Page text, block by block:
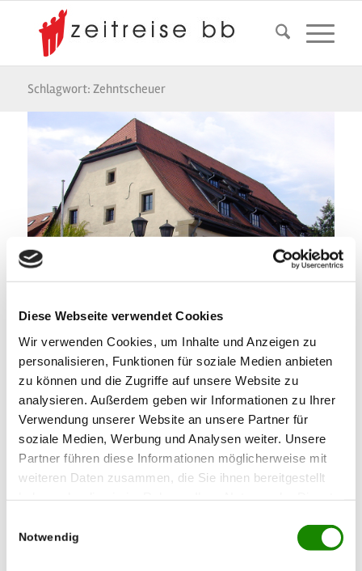
Diese Webseite verwendet Cookies
Wir verwenden Cookies, um Inhalte und Anzeigen zu
personalisieren, Funktionen für soziale Medien anbieten
zu können und die Zugriffe auf unsere Website zu
analysieren. Außerdem geben wir Informationen zu Ihrer
Verwendung unserer Website an unsere Partner für
soziale Medien, Werbung und Analysen weiter. Unsere
Partner führen diese Informationen möglicherweise mit
weiteren Daten zusammen, die Sie ihnen bereitgestellt
Notwendig
Schlagwort: Zehntscheuer
Zehntscheuer Deckenpfronn